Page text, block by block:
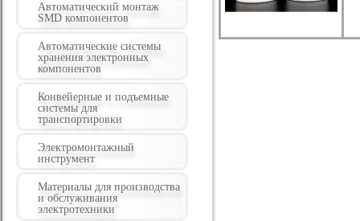
Автоматический монтаж
SMD компонентов
Автоматические системы
хранения электронных
компонентов
Конвейерные и подъемные
системы для
транспортировки
Электромонтажный
инструмент
Материалы для производства
и обслуживания
электротехники